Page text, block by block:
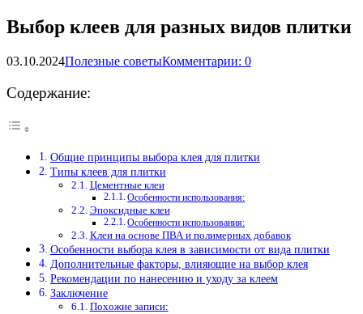
Выбор клеев для разных видов плитки
03.10.2024Полезные советыКомментарии: 0
Содержание:
Общие принципы выбора клея для плитки
Типы клеев для плитки
Цементные клеи
Особенности использования:
Эпоксидные клеи
Особенности использования:
Клеи на основе ПВА и полимерных добавок
Особенности выбора клея в зависимости от вида плитки
Дополнительные факторы, влияющие на выбор клея
Рекомендации по нанесению и уходу за клеем
Заключение
Похожие записи: